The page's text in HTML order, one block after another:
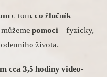
o tom,co žlučník
můžemepomoci – fyzicky,
života.
cca 3,5 hodiny video-